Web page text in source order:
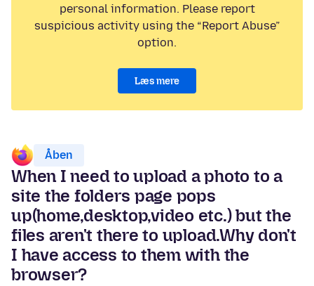
personal information. Please report
suspicious activity using the “Report Abuse”
option.
Læs mere
Åben
When I need to upload a photo to a
site the folders page pops
up(home,desktop,video etc.) but the
files aren't there to upload.Why don't
I have access to them with the
browser?